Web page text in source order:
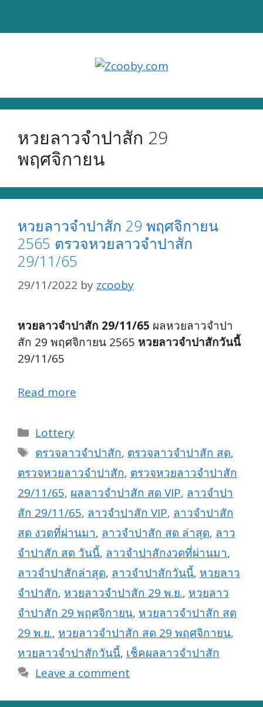
หวยลาวจำปาสัก 29
พฤศจิกายน
หวยลาวจำปาสัก 29 พฤศจิกายน
2565 ตรวจหวยลาวจำปาสัก
29/11/65
29/11/2022 by zcooby
หวยลาวจำปาสัก 29/11/65 ผลหวยลาวจำปา
สัก 29 พฤศจิกายน 2565 หวยลาวจำปาสักวันนี้
29/11/65
Read more
Categories
Lottery
Tags
ตรวจลาวจำปาสัก, ตรวจลาวจำปาสัก สด,
ตรวจหวยลาวจำปาสัก, ตรวจหวยลาวจำปาสัก
29/11/65, ผลลาวจำปาสัก สด VIP, ลาวจำปา
สัก 29/11/65, ลาวจำปาสัก VIP, ลาวจำปาสัก
สด งวดที่ผ่านมา, ลาวจำปาสัก สด ล่าสุด, ลาว
จำปาสัก สด วันนี้, ลาวจำปาสักงวดที่ผ่านมา,
ลาวจำปาสักล่าสุด, ลาวจำปาสักวันนี้, หวยลาว
จำปาสัก, หวยลาวจำปาสัก 29 พ.ย., หวยลาว
จำปาสัก 29 พฤศจิกายน, หวยลาวจำปาสัก สด
29 พ.ย., หวยลาวจำปาสัก สด 29 พฤศจิกายน,
หวยลาวจำปาสักวันนี้, เช็คผลลาวจำปาสัก
Leave a comment